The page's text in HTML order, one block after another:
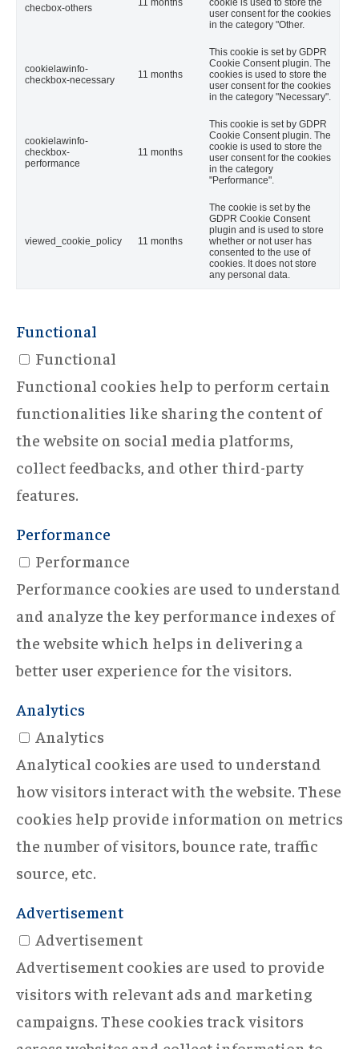
checbox-others
11 months
cookie is used to store the
user consent for the cookies
in the category "Other.
cookielawinfo-
checkbox-necessary
11 months
This cookie is set by GDPR
Cookie Consent plugin. The
cookies is used to store the
user consent for the cookies
in the category "Necessary".
cookielawinfo-
checkbox-
performance
11 months
This cookie is set by GDPR
Cookie Consent plugin. The
cookie is used to store the
user consent for the cookies
in the category
"Performance".
viewed_cookie_policy 11 months
The cookie is set by the
GDPR Cookie Consent
plugin and is used to store
whether or not user has
consented to the use of
cookies. It does not store
any personal data.
Functional
Functional
Functional cookies help to perform certain
functionalities like sharing the content of
the website on social media platforms,
collect feedbacks, and other third-party
features.
Performance
Performance
Performance cookies are used to understand
and analyze the key performance indexes of
the website which helps in delivering a
better user experience for the visitors.
Analytics
Analytics
Analytical cookies are used to understand
how visitors interact with the website. These
cookies help provide information on metrics
the number of visitors, bounce rate, traffic
source, etc.
Advertisement
Advertisement
Advertisement cookies are used to provide
visitors with relevant ads and marketing
campaigns. These cookies track visitors